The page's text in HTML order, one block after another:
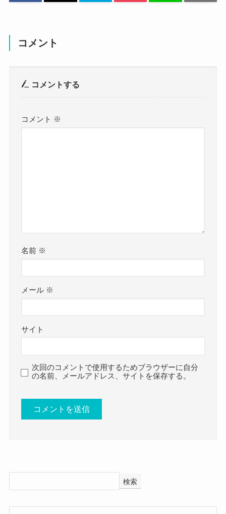
調べてみたところ、空中世界の出身高校は大阪府
高校2年生の時に初めてギターに触れた空中世界
は、
そこから音楽の世界に引き込まれていったのでし
高校時代に音楽の世界と関われたことが、
その後の空中世界を変えるきっかけにもなったか
もしれませんね！
では、空中世界の出身大学はどこなのでしょう
か？
調べてみたところ、空中世界の出身大学は大和大
コメント
コメントする
コメント ※
名前 ※
メール ※
サイト
次回のコメントで使用するためブラウザーに自分
の名前、メールアドレス、サイトを保存する。
検索